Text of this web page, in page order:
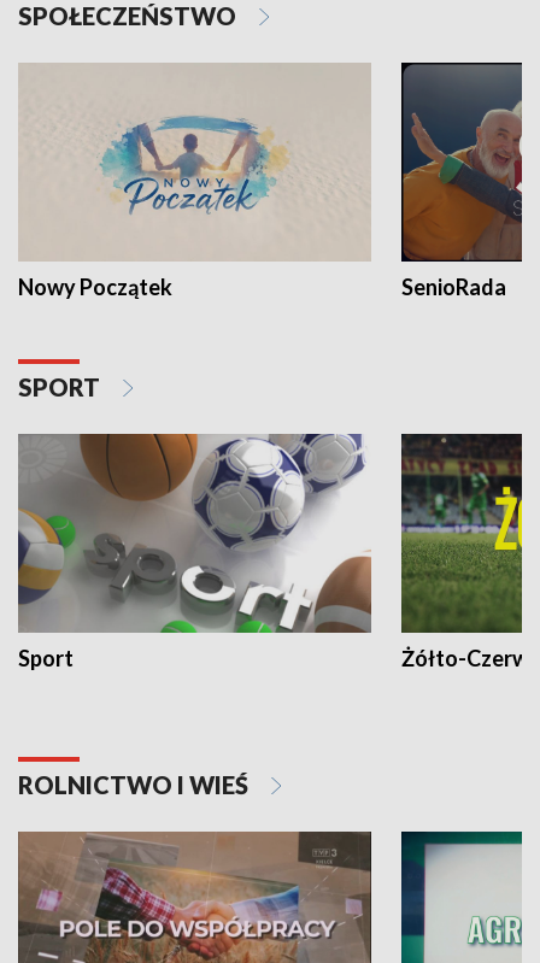
SPOŁECZEŃSTWO
Nowy Początek SenioRada
SPORT
Sport Żółto-
ROLNICTWO I WIEŚ